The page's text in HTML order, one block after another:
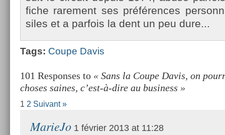
fiche rare­ment ses préfér­ences
siles et a par­fois la dent un peu dure...
Tags: Coupe Davis
101 Responses to « Sans la Coupe Davis, on
choses saines, c’est-à-dire au business »
1 2 Suivant »
MarieJo 1 février 2013 at 11:28